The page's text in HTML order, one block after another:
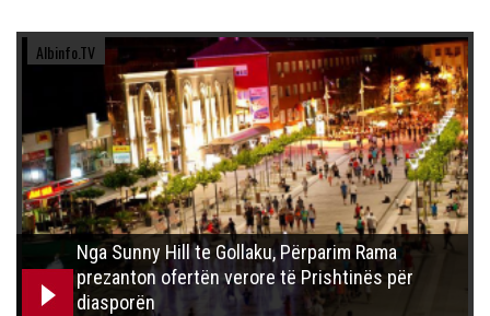
Albinfo.TV
Nga Sunny Hill te Gollaku, Përparim Rama
prezanton ofertën verore të Prishtinës për
diasporën